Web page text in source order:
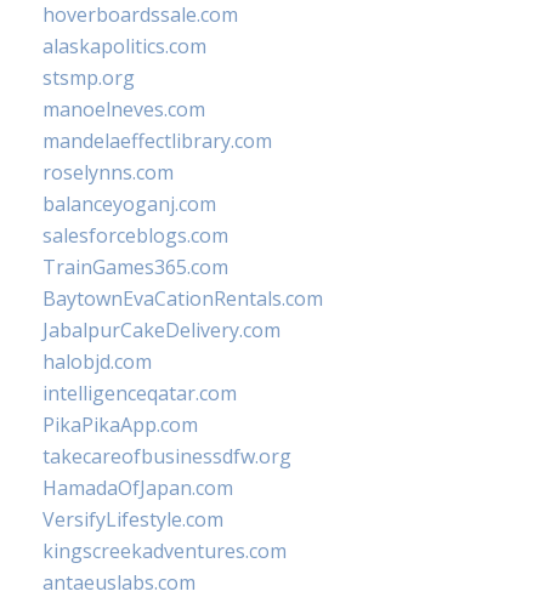
hoverboardssale.com
alaskapolitics.com
stsmp.org
manoelneves.com
mandelaeffectlibrary.com
roselynns.com
balanceyoganj.com
salesforceblogs.com
TrainGames365.com
BaytownEvaCationRentals.com
JabalpurCakeDelivery.com
halobjd.com
intelligenceqatar.com
PikaPikaApp.com
takecareofbusinessdfw.org
HamadaOfJapan.com
VersifyLifestyle.com
kingscreekadventures.com
antaeuslabs.com